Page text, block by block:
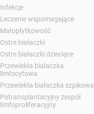
Infekcje
Leczenie wspomagające
Małopłytkowość
Ostre białaczki
Ostre białaczki dziecięce
Przewlekła białaczka
limfocytowa
Przewlekła białaczka szpikowa
Potransplantacyjny zespół
limfoproliferacyjny